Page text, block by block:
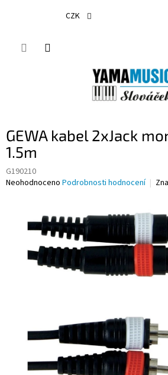
CZK
GEWA kabel 2xJack
1.5m
G190210
Průměrné
hvězdiček.
Neohodnoceno Podrobnosti hodnocení